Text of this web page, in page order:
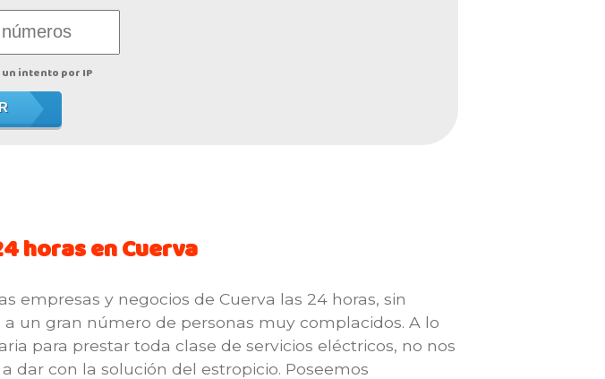
intento por IP
horas en Cuerva
empresas y negocios de Cuerva las 24 horas, sin
un gran número de personas muy complacidos. A lo
para prestar toda clase de servicios eléctricos, no nos
con la solución del estropicio. Poseemos